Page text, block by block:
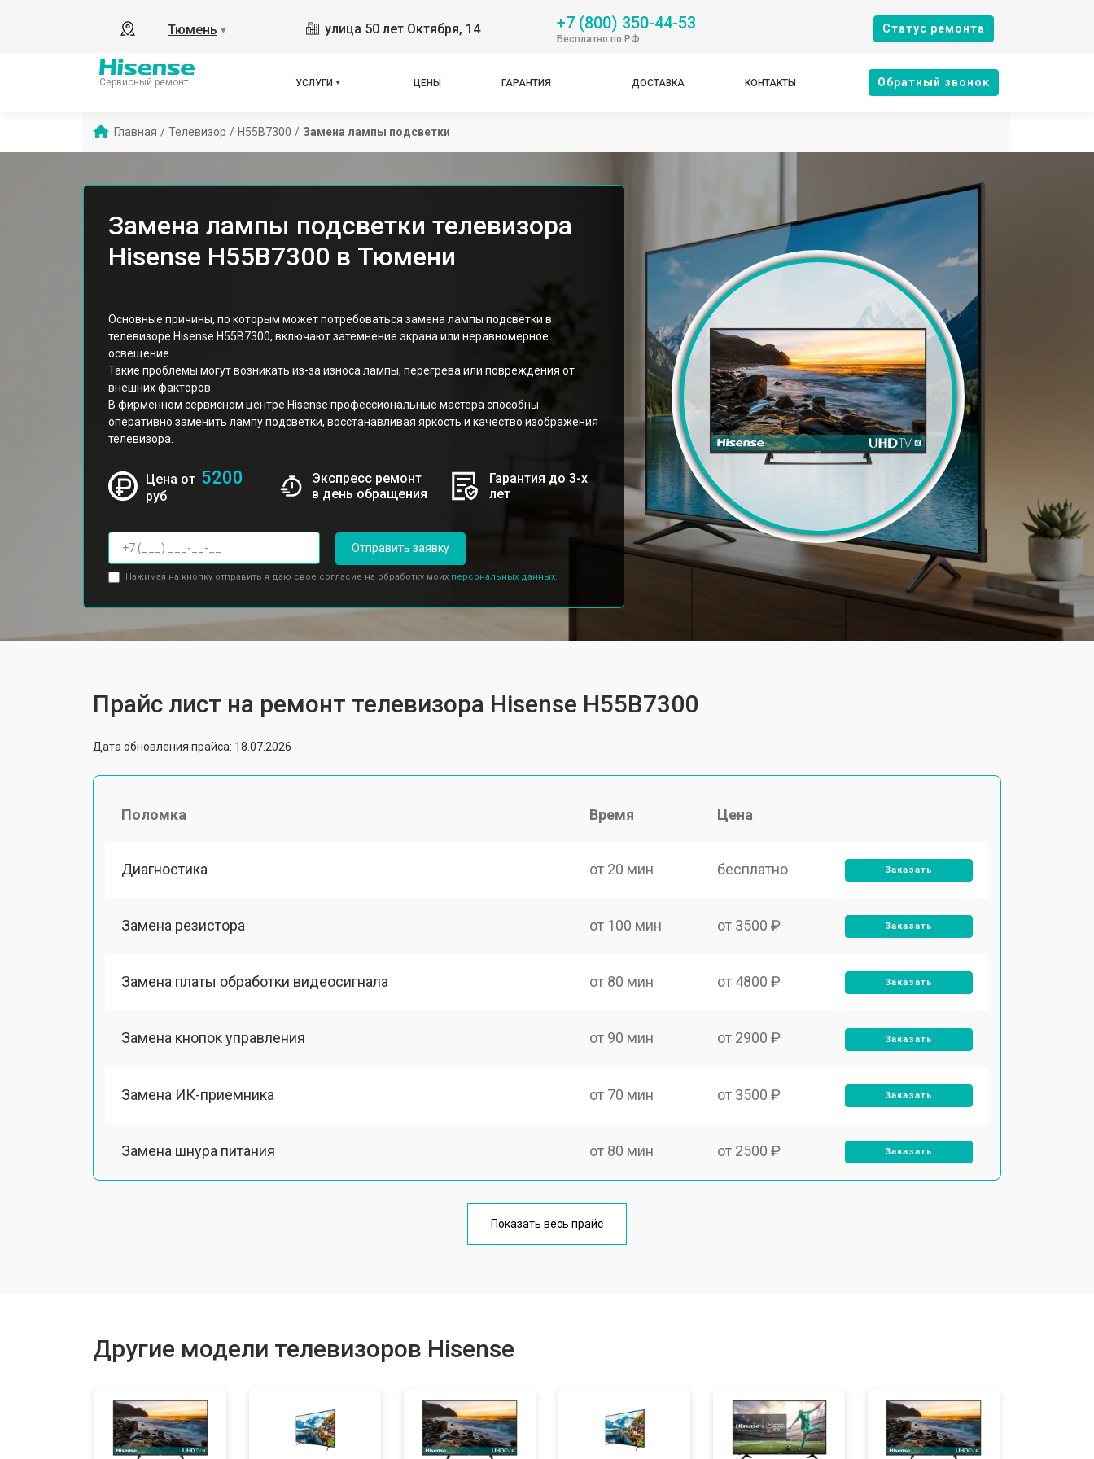
Тюмень ▼ улица 50 лет Октября, 14 +7 (800) 350-44-53
Бесплатно по РФ
Cтатус ремонта
Сервисный ремонт УСЛУГИ ЦЕНЫ ГАРАНТИЯ ДОСТАВКА КОНТАКТЫ Oбратный звонок
Главная / Телевизор / H55B7300 / Замена лампы подсветки
Замена лампы подсветки телевизора
Hisense H55B7300 в Тюмени
Основные причины, по которым может потребоваться замена лампы подсветки в
телевизоре Hisense H55B7300, включают затемнение экрана или неравномерное
освещение.
Такие проблемы могут возникать из-за износа лампы, перегрева или повреждения от
внешних факторов.
В фирменном сервисном центре Hisense профессиональные мастера способны
оперативно заменить лампу подсветки, восстанавливая яркость и качество изображения
телевизора.
Цена от 5200
руб
Экспресс ремонт
в день обращения
Гарантия до 3-х
лет
Отправить заявку
Нажимая на кнопку отправить я даю свое согласие на обработку моих персональных данных.
Прайс лист на ремонт телевизора Hisense H55B7300
Дата обновления прайса: 18.07.2026
Поломка Время Цена
Диагностика от 20 мин бесплатно Заказать
Замена резистора от 100 мин от 3500 ₽ Заказать
Замена платы обработки видеосигнала от 80 мин от 4800 ₽ Заказать
Замена кнопок управления от 90 мин от 2900 ₽ Заказать
Замена ИК-приемника от 70 мин от 3500 ₽ Заказать
Замена шнура питания от 80 мин от 2500 ₽ Заказать
от 60 мин
Замена HDMI порта от 60 мин от 2600 ₽ Заказать
Показать весь прайс
Другие модели телевизоров Hisense